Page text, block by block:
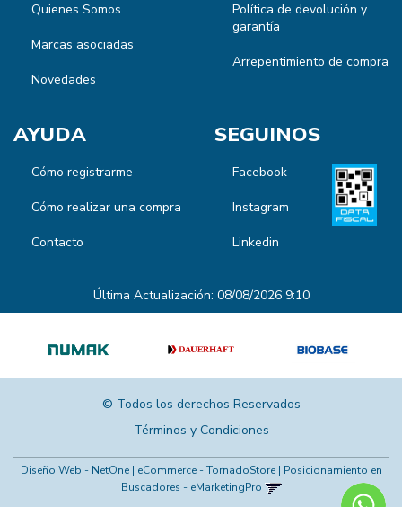
Quienes Somos
Marcas asociadas
Novedades
Política de devolución y
garantía
Arrepentimiento de compra
AYUDA
Cómo registrarme
Cómo realizar una compra
Contacto
SEGUINOS
Facebook
Instagram
Linkedin
Última Actualización: 08/08/2026 9:10
© Todos los derechos Reservados
Términos y Condiciones
Diseño Web - NetOne| eCommerce - TornadoStore| Posicionamiento en
Buscadores - eMarketingPro